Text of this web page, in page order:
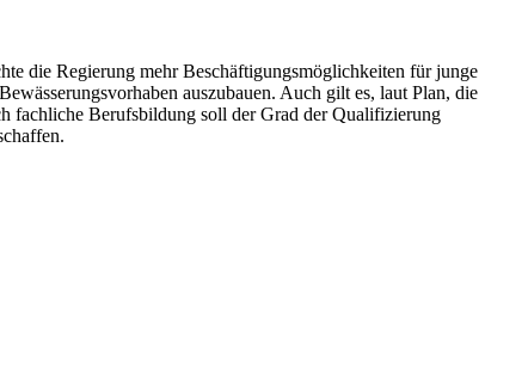
die Regierung mehr Beschäftigungsmöglichkeiten für junge
auszubauen. Auch gilt es, laut Plan, die
fachliche Berufsbildung soll der Grad der Qualifizierung